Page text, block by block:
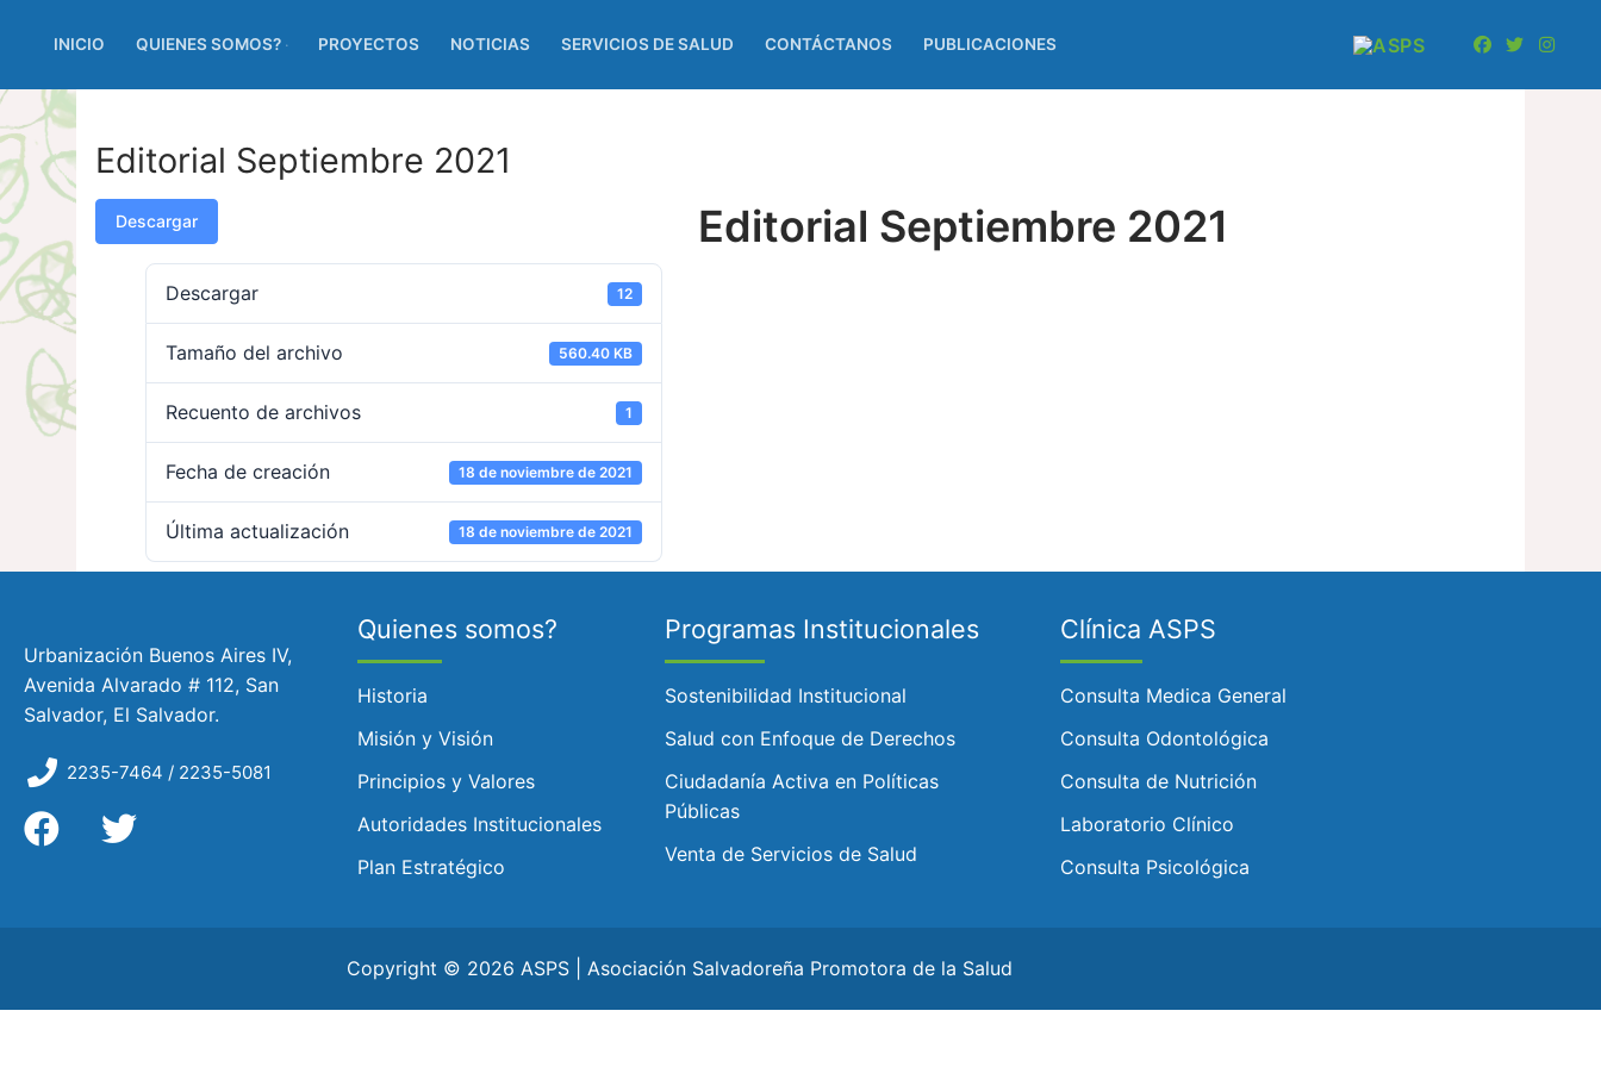
INICIO QUIENES SOMOS? PROYECTOS NOTICIAS SERVICIOS DE SALUD CONTÁCTANOS PUBLICACIONES
Editorial Septiembre 2021
Descargar
Descargar 12
Tamaño del archivo 560.40 KB
Recuento de archivos 1
Fecha de creación 18 de noviembre de 2021
Última actualización 18 de noviembre de 2021
Editorial Septiembre 2021
Urbanización Buenos Aires IV,
Avenida Alvarado # 112, San
Salvador, El Salvador.
2235-7464 / 2235-5081
Quienes somos?
Historia
Misión y Visión
Principios y Valores
Autoridades Institucionales
Plan Estratégico
Programas Institucionales
Sostenibilidad Institucional
Salud con Enfoque de Derechos
Ciudadanía Activa en Políticas
Públicas
Venta de Servicios de Salud
Clínica ASPS
Consulta Medica General
Consulta Odontológica
Consulta de Nutrición
Laboratorio Clínico
Consulta Psicológica
Copyright © 2026 ASPS | Asociación Salvadoreña Promotora de la Salud